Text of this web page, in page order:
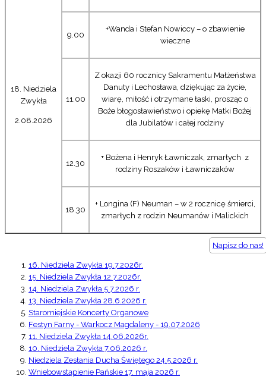
18. Niedziela
Zwykła
2.08.2026
9.00
+Wanda i Stefan Nowiccy – o zbawienie
wieczne
11.00
Z okazji 60 rocznicy Sakramentu Małżeństwa
Danuty i Lechosława, dziękując za życie,
wiarę, miłość i otrzymane łaski, prosząc o
Boże błogosławieństwo i opiekę Matki Bożej
dla Jubilatów i całej rodziny
12.30
+ Bożena i Henryk Ławniczak, zmarłych z
rodziny Roszaków i Ławniczaków
18.30
+ Longina (F) Neuman – w 2 rocznicę śmierci,
zmarłych z rodzin Neumanów i Malickich
Napisz do nas!
16. Niedziela Zwykła 19.7.2026r.
15. Niedziela Zwykła 12.7.2026r.
14. Niedziela Zwykła 5.7.2026 r.
13. Niedziela Zwykła 28.6.2026 r.
Staromiejskie Koncerty Organowe
Festyn Farny - Warkocz Magdaleny - 19.07.2026
11. Niedziela Zwykła 14.06.2026r.
10. Niedziela Zwykła 7.06.2026 r.
Niedziela Zesłania Ducha Świętego 24.5.2026 r.
Wniebowstąpienie Pańskie 17. maja 2026 r.